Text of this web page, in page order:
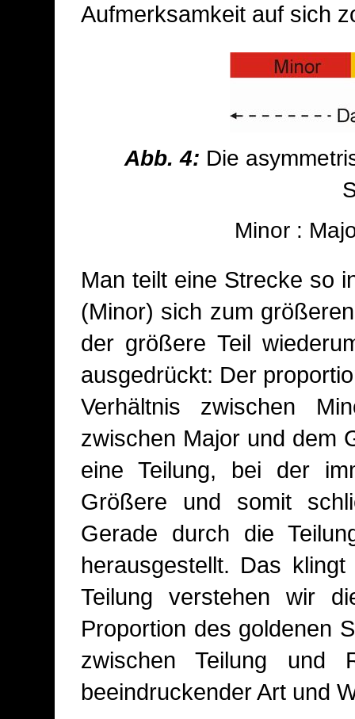
Aufmerksamkeit auf sich
Abb. 4: Die
Minor :
Man teilt eine Strecke so
(Minor) sich zum
der größere Teil
ausgedrückt: Der
Verhältnis zwischen
zwischen Major und dem
eine Teilung, bei der
Größere und somit
Gerade durch die
herausgestellt. Das
Teilung verstehen wir
Proportion des goldenen
zwischen Teilung und
beeindruckender Art und